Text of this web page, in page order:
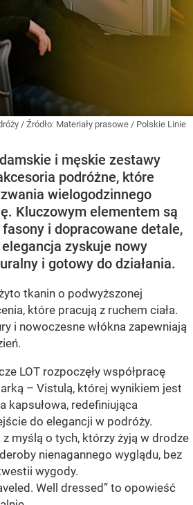
/ Źródło: Materiały prasowe / Polskie Linie
i męskie zestawy
podróżne, które
wielogodzinnego
Kluczowym elementem są
i dopracowane detale,
zyskuje nowy
i gotowy do działania.
tkanin o podwyższonej
które pracują z ruchem ciała.
i nowoczesne włókna zapewniają
LOT rozpoczęły współpracę
– Vistulą, której wynikiem jest
kapsułowa, redefiniująca
do elegancji w podróży.
myślą o tych, którzy żyją w drodze
nienagannego wyglądu, bez
wygody.
Well dressed” to opowieść